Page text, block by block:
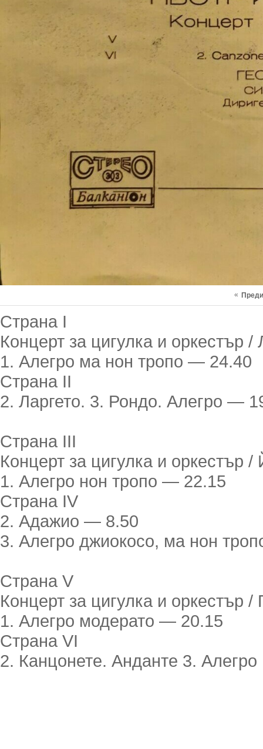
«
Страна I
Концерт за цигулка и оркестър
1. Алегро ма нон тропо — 24.40
Страна II
2. Ларгето. 3. Рондо. Алегро —
Страна III
Концерт за цигулка и оркестър
1. Алегро нон тропо — 22.15
Страна IV
2. Адажио — 8.50
3. Алегро джиокосо, ма нон
Страна V
Концерт за цигулка и оркестър
1. Алегро модерато — 20.15
Страна VI
2. Канцонете. Анданте 3.